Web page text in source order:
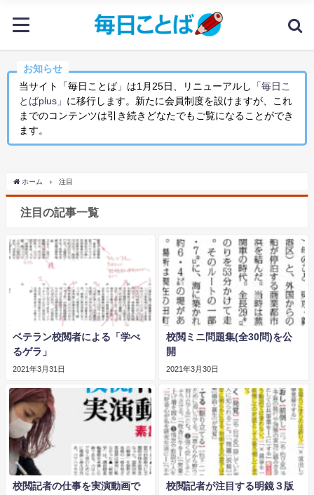
お知らせ
当サイト「毎日ことば」は1月25日、リニューアルし
「毎日こ
とばplus」 に移行します。新たに会員制度を設けますが、これ
までのコンテンツは引き続きどなたでもご覧になることができ
ます。
ホーム 注目
注目の記事一覧
ベテラン校閲者による「学べ
るゲラ」
2021年3月31日
校閲ミニ問題集(全30問)を公
開
2021年3月30日
校閲記者の仕事を実演動画で
校閲記者が注目する明鏡３版